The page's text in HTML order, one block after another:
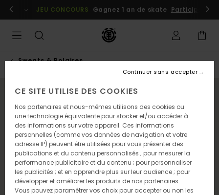
l'information
Se connecter / s'inscrire
JEU CONCOURS Gagnez 1 an de skate Participez
Sweats & Polaires
NOUVEAUTÉ
CE SITE UTILISE DES COOKIES
Nos partenaires et nous-mêmes utilisons des cookies ou
une technologie équivalente pour stocker et/ou accéder à
des informations sur votre appareil. Ces informations
personnelles (comme vos données de navigation et votre
adresse IP) peuvent être utilisées pour vous présenter des
publications et du contenu personnalisés ; pour mesurer la
performance publicitaire et du contenu ; pour personnaliser
les publicités ; et en apprendre plus sur leur audience ; pour
développer et améliorer les produits de nos partenaires.
Vous pouvez paramétrer vos choix pour accepter ou non les
Continuer sans accepter